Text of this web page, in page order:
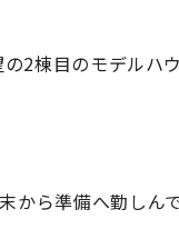
2棟目のモデルハ
から準備へ勤しんで